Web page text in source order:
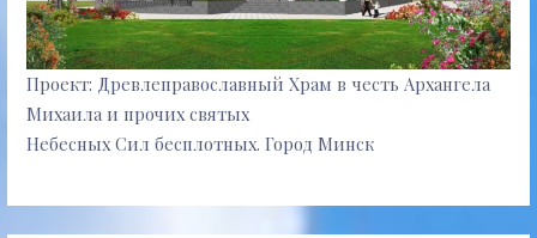
Проект: Древлеправославный Храм в честь Архангела
Михаила и прочих святых
Небесных Сил бесплотных. Город Минск